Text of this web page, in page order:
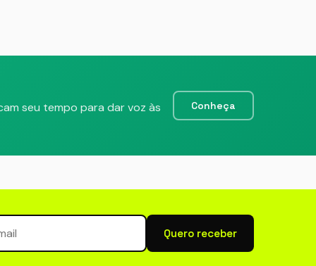
seu tempo para dar voz às
Conheça
Quero receber